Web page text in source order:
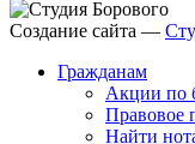
Создание сайта —
Гражданам
Акции по
Правовое
Найти